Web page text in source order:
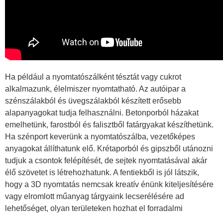
Ha például a nyomtatószálként tésztát vagy cukrot
alkalmazunk, élelmiszer nyomtatható. Az autóipar a
szénszálakból és üvegszálakból készített erősebb
alapanyagokat tudja felhasználni. Betonporból házakat
emelhetünk, farostból és falisztből fatárgyakat készíthetünk.
Ha szénport keverünk a nyomtatószálba, vezetőképes
anyagokat állíthatunk elő. Krétaporból és gipszből utánozni
tudjuk a csontok felépítését, de sejtek nyomtatásával akár
élő szövetet is létrehozhatunk. A fentiekből is jól látszik,
hogy a 3D nyomtatás nemcsak kreatív énünk kiteljesítésére
vagy elromlott műanyag tárgyaink lecserélésére ad
lehetőséget, olyan területeken hozhat el forradalmi